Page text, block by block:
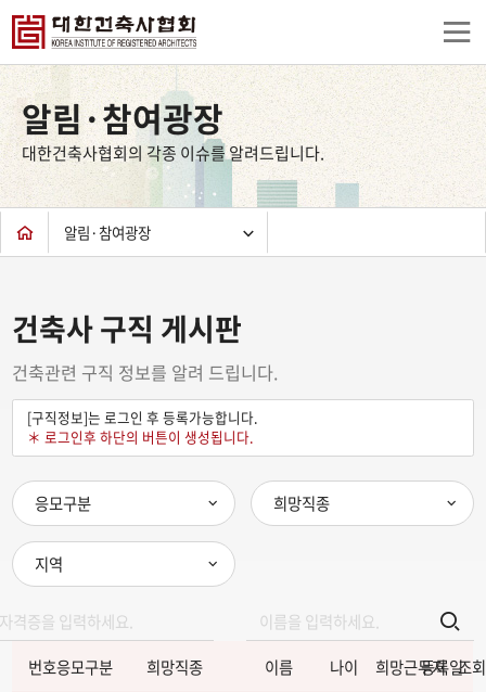
상
컨
츠
하
단
알림·참여광장
대한건축사협회의 각종 이슈를 알려드립니다.
알림·참여광장
건축사 구직 게시판
건축관련 구직 정보를 알려 드립니다.
[구직정보]는 로그인 후 등록가능합니다.
＊ 로그인후 하단의 버튼이 생성됩니다.
응모구분 희망직종
지역
번호응모구분 희망직종 이름 나이 희망근무지
등록일조